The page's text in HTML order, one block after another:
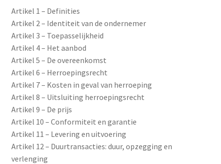
Alle producten
Winkelmand
Afrekenen
Mijn account
Apple – Bookstore
ALGEMENE VOORWAARDEN
Artikel 1 – Definities
Artikel 2 – Identiteit van de ondernemer
Artikel 3 – Toepasselijkheid
Artikel 4 – Het aanbod
Artikel 5 – De overeenkomst
Artikel 6 – Herroepingsrecht
Artikel 7 – Kosten in geval van herroeping
Artikel 8 – Uitsluiting herroepingsrecht
Artikel 9 – De prijs
Artikel 10 – Conformiteit en garantie
Artikel 11 – Levering en uitvoering
Artikel 12 – Duurtransacties: duur, opzegging en
verlenging